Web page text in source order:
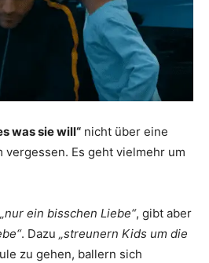
was sie will“ nicht über eine
vergessen. Es geht vielmehr um
„nur ein bisschen Liebe“, gibt aber
. Dazu „streunern Kids um die
zu gehen, ballern sich